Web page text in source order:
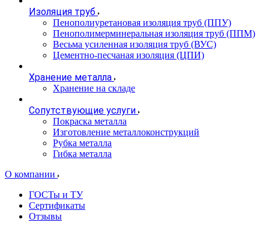
Изоляция труб
Пенополиуретановая изоляция труб (ППУ)
Пенополимерминеральная изоляция труб (ППМ)
Весьма усиленная изоляция труб (ВУС)
Цементно-песчаная изоляция (ЦПИ)
Хранение металла
Хранение на складе
Сопутствующие услуги
Покраска металла
Изготовление металлоконструкций
Рубка металла
Гибка металла
О компании
ГОСТы и ТУ
Сертификаты
Отзывы